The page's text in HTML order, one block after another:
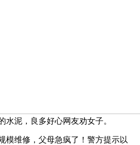
水泥，良多好心网友劝女子。
维修，父母急疯了！警方提示以